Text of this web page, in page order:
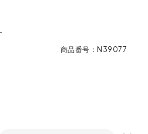
商品番号 N39077